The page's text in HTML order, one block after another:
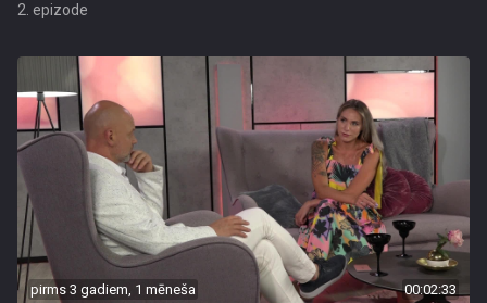
2. epizode
pirms 3 gadiem, 1 mēneša 00:02:33